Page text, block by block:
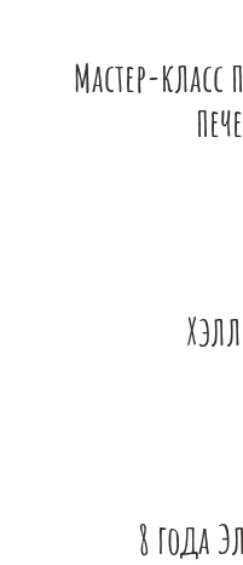
Мастер-класс
8 года